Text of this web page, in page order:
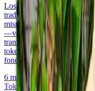
Los valores digitales
tradicionales representan
mismos activos
—velocidad de liquidación,
transferencia, aplicación
tokenización genera valor o
fondo.
6 may 2026 · 10 min de lectura
Tokenización y Activos del